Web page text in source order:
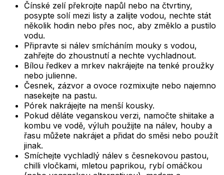
Čínské zelí překrojte napůl nebo na čtvrtiny,
posypte solí mezi listy a zalijte vodou, nechte stát
několik hodin nebo přes noc, aby změklo a pustilo
vodu.
Připravte si nálev smícháním mouky s vodou,
zahřejte do zhoustnutí a nechte vychladnout.
Bílou ředkev a mrkev nakrájejte na tenké proužky
nebo julienne.
Česnek, zázvor a ovoce rozmixujte nebo najemno
nasekejte na pastu.
Pórek nakrájejte na menší kousky.
Pokud děláte veganskou verzi, namočte shiitake a
kombu ve vodě, výluh použijte na nálev, houby a
řasu můžete nakrájet a přidat do směsi nebo použít
jinak.
Smíchejte vychladlý nálev s česnekovou pastou,
chilli vločkami, mletou paprikou, rybí omáčkou